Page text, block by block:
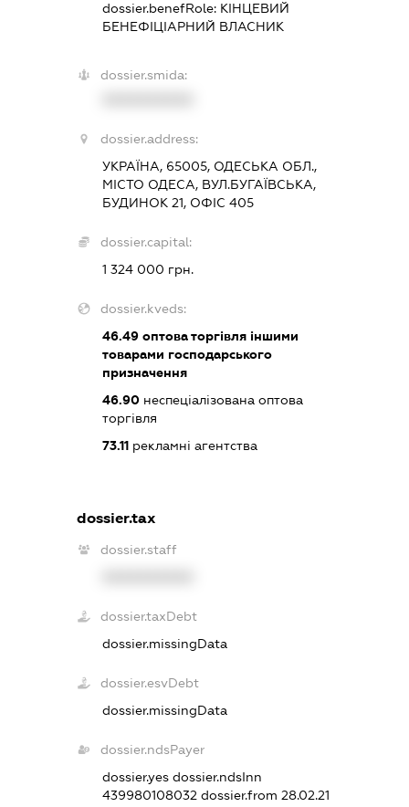
dossier.benefRole: КІНЦЕВИЙ
БЕНЕФІЦІАРНИЙ ВЛАСНИК
dossier.smida:
dossier.address:
УКРАЇНА, 65005, ОДЕСЬКА ОБЛ.,
МІСТО ОДЕСА, ВУЛ.БУГАЇВСЬКА,
БУДИНОК 21, ОФІС 405
dossier.capital:
1 324 000 грн.
dossier.kveds:
46.49оптова торгівля іншими
товарами господарського
призначення
46.90неспеціалізована оптова
торгівля
73.11рекламні агентства
dossier.tax
dossier.staff
dossier.taxDebt
dossier.missingData
dossier.esvDebt
dossier.missingData
dossier.ndsPayer
dossier.yes dossier.ndsInn
439980108032 dossier.from 28.02.21